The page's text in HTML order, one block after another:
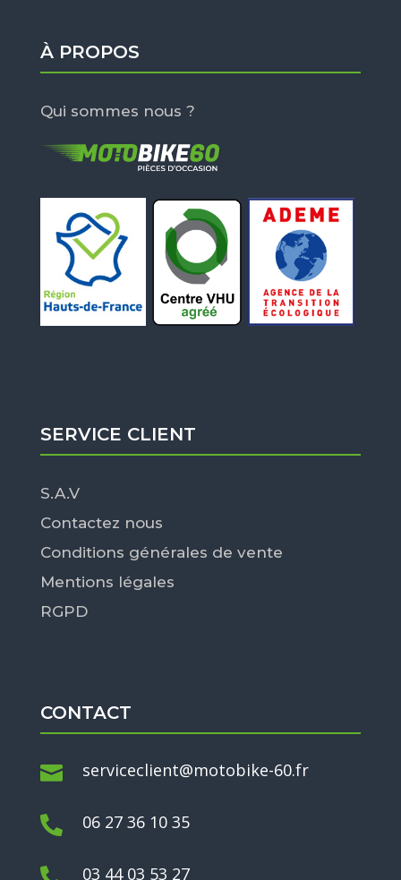
À PROPOS
Qui sommes nous ?
SERVICE CLIENT
S.A.V
Contactez nous
Conditions générales de vente
Mentions légales
RGPD
CONTACT
 serviceclient@motobike-60.fr
 06 27 36 10 35
03 44 03 53 27